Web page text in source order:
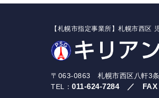
【札幌市指定事業所】札幌市西区
〒063-0863 札幌市西区八軒3
TEL： 011-624-7284／ FAX